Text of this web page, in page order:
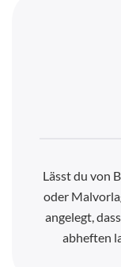
Lässt du von
oder
angelegt,
abheften